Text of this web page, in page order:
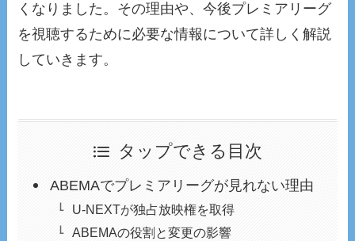
くなりました。その理由や、今後プレミアリーグ
を視聴するために必要な情報について詳しく解説
していきます。
タップできる目次
ABEMAでプレミアリーグが見れない理由
U-NEXTが独占放映権を取得
ABEMAの役割と変更の影響